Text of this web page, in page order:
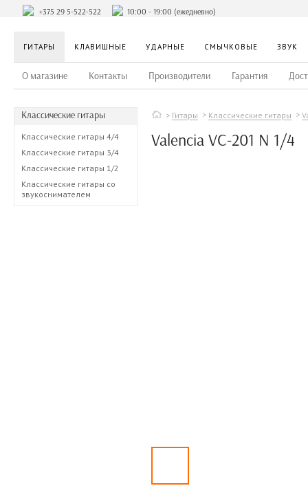
+375 29 5-522-522 10:00 - 19:00 (ежедневно)
ГИТАРЫ КЛАВИШНЫЕ УДАРНЫЕ СМЫЧКОВЫЕ ЗВУК
О магазине Контакты Производители Гарантия
Классические гитары
Классические гитары 4/4
Классические гитары 3/4
Классические гитары 1/2
Классические гитары со
звукоснимателем
Гитары Классические гитары
Valencia VC-201 N 1/4